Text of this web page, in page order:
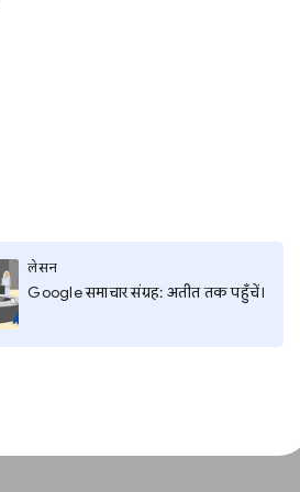
लेसन
Google समाचार संग्रह: अतीत तक पहुँचें।